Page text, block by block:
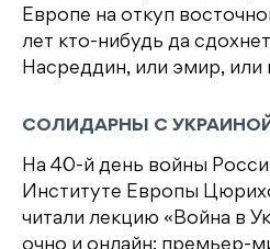
Европе на откуп
лет кто-нибудь да
Насреддин, или эмир, или
СОЛИДАРНЫ С
На 40-й день войны
Институте Европы
читали лекцию «Война в
очно и онлайн: премьер-